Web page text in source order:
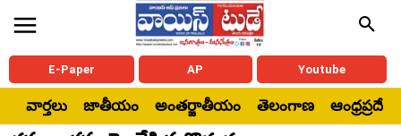
E-Paper AP Youtube
వార్తలు జాతీయం అంతర్జాతీయం తెలంగాణ ఆంధ్రప్రదేశ్